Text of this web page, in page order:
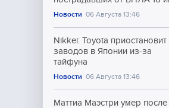
Новости 06 Августа 13:46
Nikkei: Toyota приостановит
заводов в Японии из-за
тайфуна
Новости 06 Августа 13:46
Маттиа Маэстри умер после